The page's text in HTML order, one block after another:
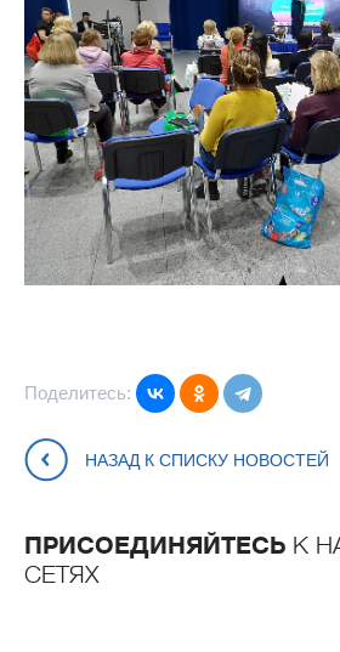
Поделитесь:
НАЗАД К СПИСКУ НОВОСТЕЙ
ПРИСОЕДИНЯЙТЕСЬ К
СЕТЯХ